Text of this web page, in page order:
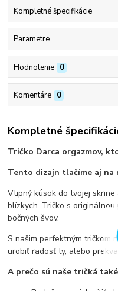
Kompletné špecifikácie
Parametre
Hodnotenie 0
Komentáre 0
Kompletné
Tričko Darca orgazmov,
Tento dizajn tlačíme aj na
Vtipný kúsok do tvojej
blízkych. Tričko s
bočných švov.
S našim perfektným tričkom
urobiť radosť ty, alebo
A prečo sú naše tričká